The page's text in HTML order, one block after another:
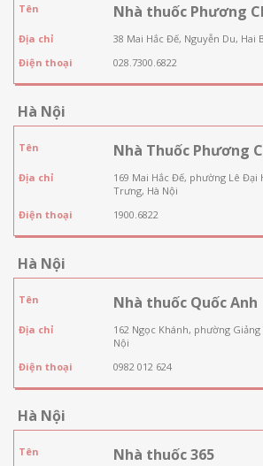
Tên Nhà thuốc Phương
Địa chỉ
38 Mai Hắc Đế, Nguyễn Du, Hai
Điện thoại
028.7300.6822
Hà Nội
Tên Nhà Thuốc Phương
Địa chỉ
169 Mai Hắc Đế, phường Lê Đại
Trưng, Hà Nội
Điện thoại
1900.6822
Hà Nội
Tên Nhà thuốc Quốc Anh
Địa chỉ
162 Ngọc Khánh, phường
Nội
Điện thoại
0982 012 624
Hà Nội
Tên Nhà thuốc 365